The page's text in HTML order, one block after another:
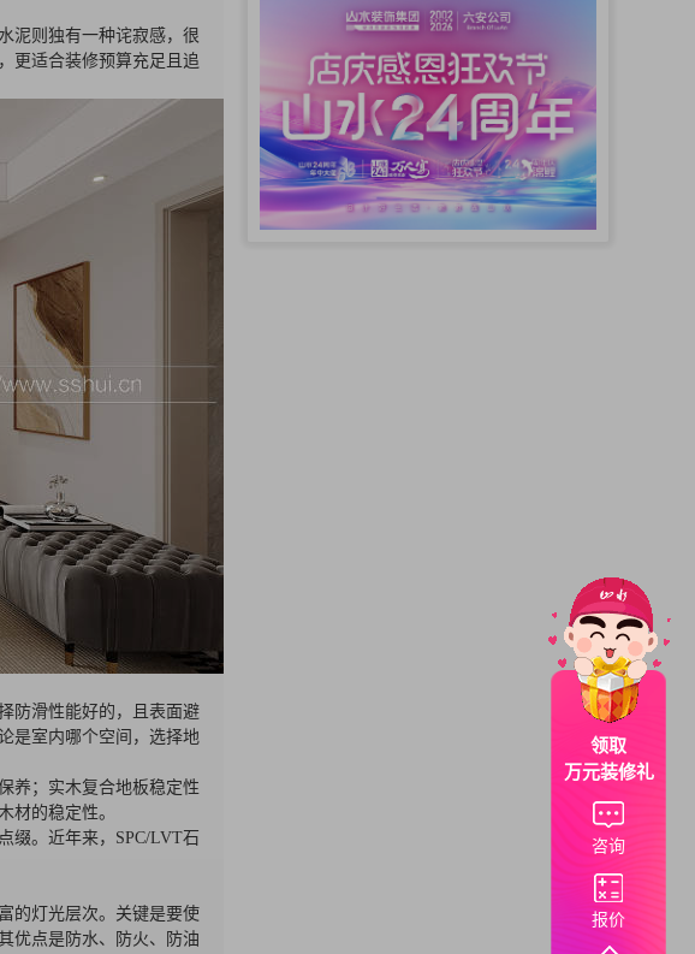
泥则独有一种诧寂感，很
更适合装修预算充足且追
防滑性能好的，且表面避
是室内哪个空间，选择地
养；实木复合地板稳定性
材的稳定性。
缀。近年来，SPC/LVT石
的灯光层次。关键是要使
优点是防水、防火、防油
领取
万元装修礼
咨询
报价